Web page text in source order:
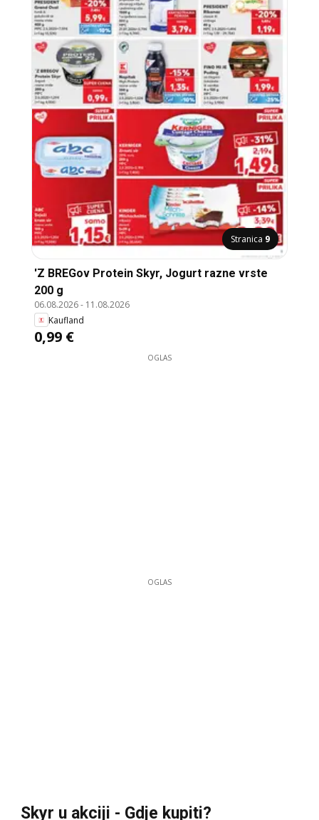
Stranica 9
'Z BREGov Protein Skyr, Jogurt razne vrste
200 g
06.08.2026- 11.08.2026
Kaufland
0,99 €
OGLAS
OGLAS
Skyr u akciji - Gdje kupiti?